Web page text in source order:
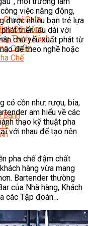
Chuỗi Cafe
Đồ Uống
Thịnh Hành
Quyền
Chế
Bánh
việc năng động,
được nhiều bạn trẻ lựa
triển lâu dài với
chủ yếu xuất phát từ
để theo nghề hoặc
có cồn như: rượu, bia,
am hiểu về các
thạo kỹ thuật pha
với nhau để tạo nên
pha chế đậm chất
hàng vừa mang
Bartender thường
của Nhà hàng, Khách
các Tập đoàn…